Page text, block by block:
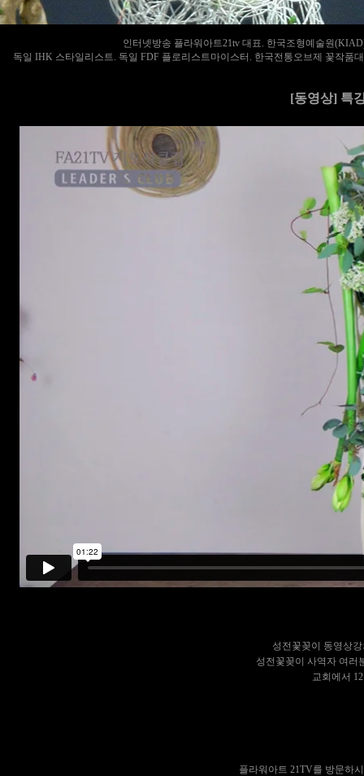
인터넷방송 플라워아트21tv 대표. 한국조형예술원
독일 IHK 스타일리스트. 독일 FDF 플로리스트마이스터. 한국전통오브제 꽃작품
[동영상] 특
성전꽃꽂이 동영상
성전꽃꽂이 사역자 여러
교회에서
플라워아트 21TV를 방문하